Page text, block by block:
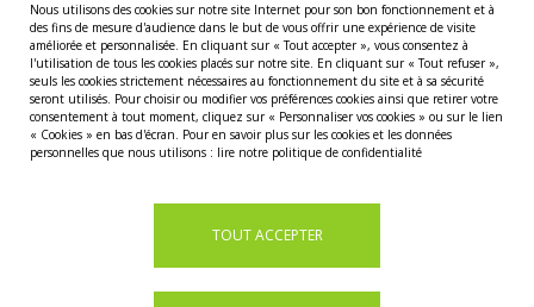
NOS TERRITOIRES
Nous utilisons des cookies sur notre site Internet pour son bon fonctionnement et à
des fins de mesure d'audience dans le but de vous offrir une expérience de visite
améliorée et personnalisée. En cliquant sur « Tout accepter », vous consentez à
l'utilisation de tous les cookies placés sur notre site. En cliquant sur « Tout refuser »,
seuls les cookies strictement nécessaires au fonctionnement du site et à sa sécurité
seront utilisés. Pour choisir ou modifier vos préférences cookies ainsi que retirer votre
consentement à tout moment, cliquez sur « Personnaliser vos cookies » ou sur le lien
« Cookies » en bas d'écran. Pour en savoir plus sur les cookies et les données
personnelles que nous utilisons : lire notre politique de confidentialité
TOUT ACCEPTER